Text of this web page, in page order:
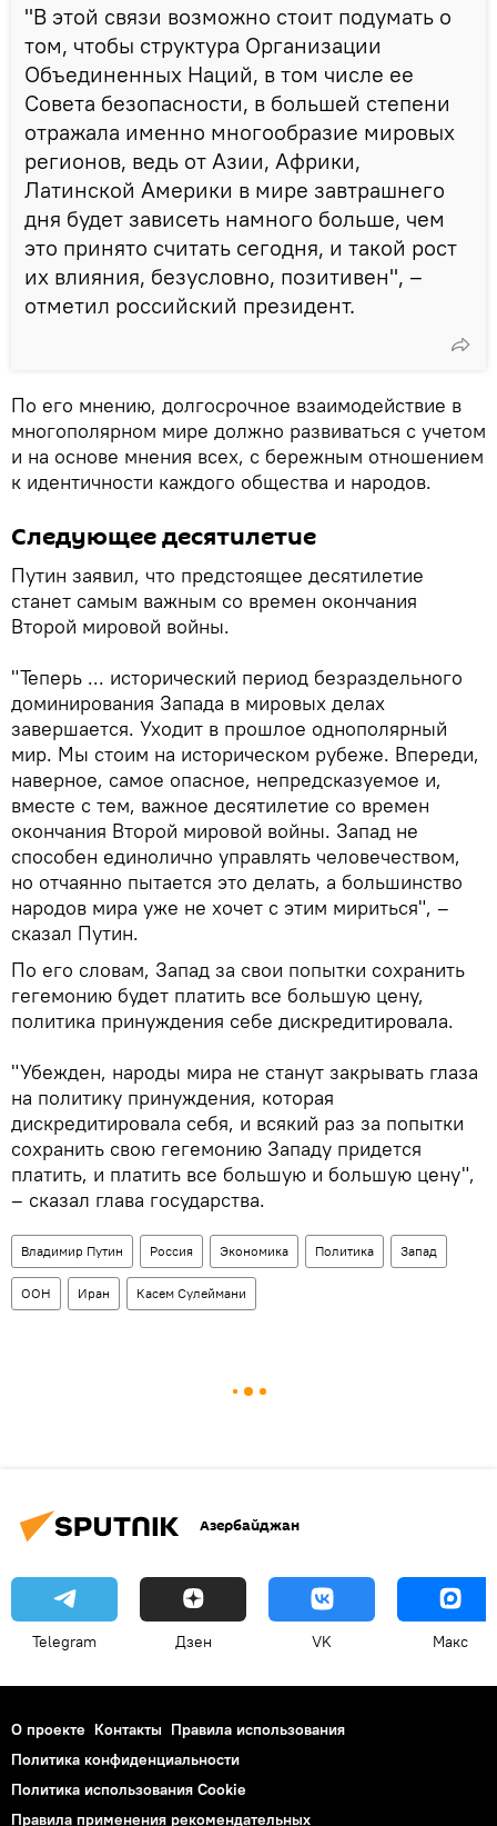
"В этой связи возможно стоит подумать о
том, чтобы структура Организации
Объединенных Наций, в том числе ее
Совета безопасности, в большей степени
отражала именно многообразие мировых
регионов, ведь от Азии, Африки,
Латинской Америки в мире завтрашнего
дня будет зависеть намного больше, чем
это принято считать сегодня, и такой рост
их влияния, безусловно, позитивен", –
отметил российский президент.
По его мнению, долгосрочное взаимодействие в
многополярном мире должно развиваться с учетом
и на основе мнения всех, с бережным отношением
к идентичности каждого общества и народов.
Следующее десятилетие
Путин заявил, что предстоящее десятилетие
станет самым важным со времен окончания
Второй мировой войны.
"Теперь ... исторический период безраздельного
доминирования Запада в мировых делах
завершается. Уходит в прошлое однополярный
мир. Мы стоим на историческом рубеже. Впереди,
наверное, самое опасное, непредсказуемое и,
вместе с тем, важное десятилетие со времен
окончания Второй мировой войны. Запад не
способен единолично управлять человечеством,
но отчаянно пытается это делать, а большинство
народов мира уже не хочет с этим мириться", –
сказал Путин.
По его словам, Запад за свои попытки сохранить
гегемонию будет платить все большую цену,
политика принуждения себе дискредитировала.
"Убежден, народы мира не станут закрывать глаза
на политику принуждения, которая
дискредитировала себя, и всякий раз за попытки
сохранить свою гегемонию Западу придется
платить, и платить все большую и большую цену",
– сказал глава государства.
Владимир Путин Россия Экономика Политика Запад
ООН Иран Касем Сулеймани
Азербайджан
Telegram Дзен VK Макс
О проекте Контакты Правила использования
Политика конфиденциальности
Политика использования Cookie
Правила применения рекомендательных